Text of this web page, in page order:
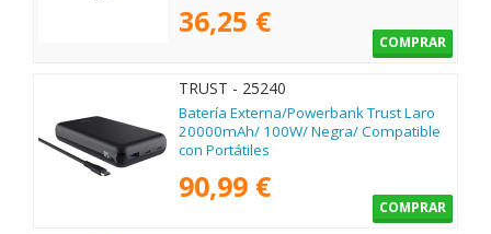
36,25 €
COMPRAR
TRUST - 25240
Batería Externa/Powerbank Trust Laro
20000mAh/ 100W/ Negra/ Compatible
con Portátiles
90,99 €
COMPRAR